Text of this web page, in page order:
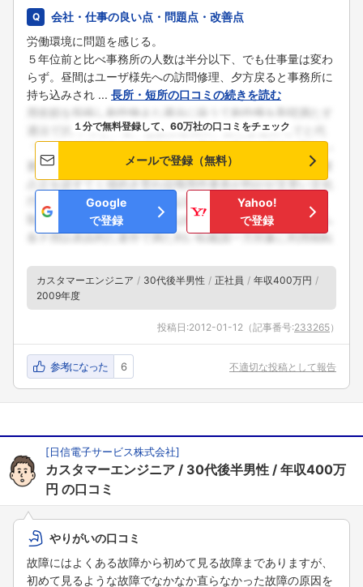
会社・仕事の良い点・問題点・改善点
労働環境に問題を感じる。
５年位前と比べ事務所の人数は半分以下、でも仕事量は変わ
らず。昼間はユーザ様先への訪問修理、夕方戻ると事務所に
持ち込みされ ... 長所・短所の口コミの続きを読む
１分で無料登録して、60万社の口コミをチェック
メールで登録（無料）
Google
で登録
Yahoo!
で登録
カスタマーエンジニア 30代後半男性 正社員
年収400万円
2009年度
投稿日:2012-01-12 （記事番号:233265）
参考になった 6 不適切な投稿として報告
[日信電子サービス株式会社]
カスタマーエンジニア 30代後半男性
年収400万
円 の口コミ
やりがいの口コミ
故障にはよくある故障から初めて見る故障までありますが、
初めて見るような故障でなかなか直らなかった故障の原因を